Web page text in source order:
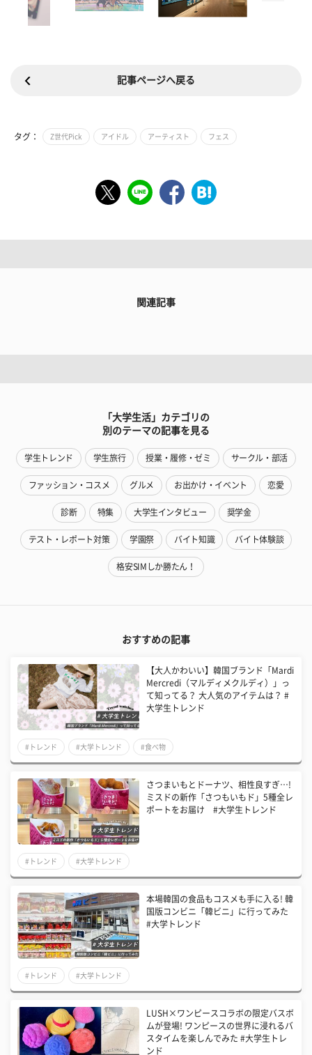
記事ページへ戻る
タグ： Z世代Pick アイドル アーティスト フェス
関連記事
「大学生活」カテゴリの
別のテーマの記事を見る
学生トレンド 学生旅行 授業・履修・ゼミ サークル・部活
ファッション・コスメ グルメ お出かけ・イベント 恋愛
診断 特集 大学生インタビュー 奨学金
テスト・レポート対策 学園祭 バイト知識 バイト体験談
格安SIMしか勝たん！
おすすめの記事
【大人かわいい】韓国ブランド「Mardi
Mercredi（マルディメクルディ）」っ
て知ってる？ 大人気のアイテムは？ #
大学生トレンド
#トレンド #大学トレンド #食べ物
さつまいもとドーナツ、相性良すぎ…!
ミスドの新作「さつもいもド」5種全レ
ポートをお届け #大学生トレンド
#トレンド #大学トレンド
本場韓国の食品もコスメも手に入る! 韓
国版コンビニ「韓ビニ」に行ってみた
#大学トレンド
#トレンド #大学トレンド
LUSH×ワンピースコラボの限定バスボ
ムが登場! ワンピースの世界に浸れるバ
スタイムを楽しんでみた #大学生トレ
ンド